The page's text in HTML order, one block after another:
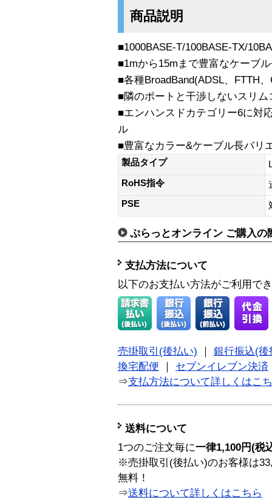
商品説明
■1000BASE-T/100BASE-TX/
■1mから15mまで豊富なケーブ
■各種BroadBand(ADSL、FTTH
■隣のポートと干渉しないスリム
■エンハンスドカテゴリー6に対
ル
■豊富なカラー&ケーブル長バリ
製品タイプ
RoHS指令
PSE
ぷらっとオンライン ご購入の
支払方法について
以下のお支払い方法がご利用で
売掛取引(後払い)
銀行振込(後
換宅配便
セブンイレブン決済
⇒支払方法について詳しくはこ
送料について
1つのご注文毎に一律1,100円(税
※売掛取引(後払い)のお客様は
無料！
⇒送料について詳しくはこちら